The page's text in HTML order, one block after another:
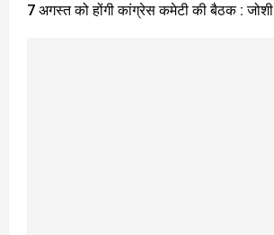
7 अगस्त को होंगी कांग्रेस कमेटी की बैठक : जोशी